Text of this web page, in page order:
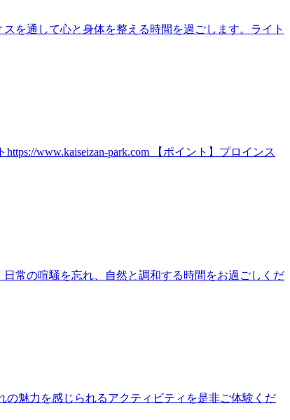
を通して心と身体を整える時間を過ごします。ライト
www.kaiseizan-park.com 【ポイント】プロインス
常の喧騒を忘れ、自然と調和する時間をお過ごしくだ
の魅力を感じられるアクティビティを是非ご体験くだ